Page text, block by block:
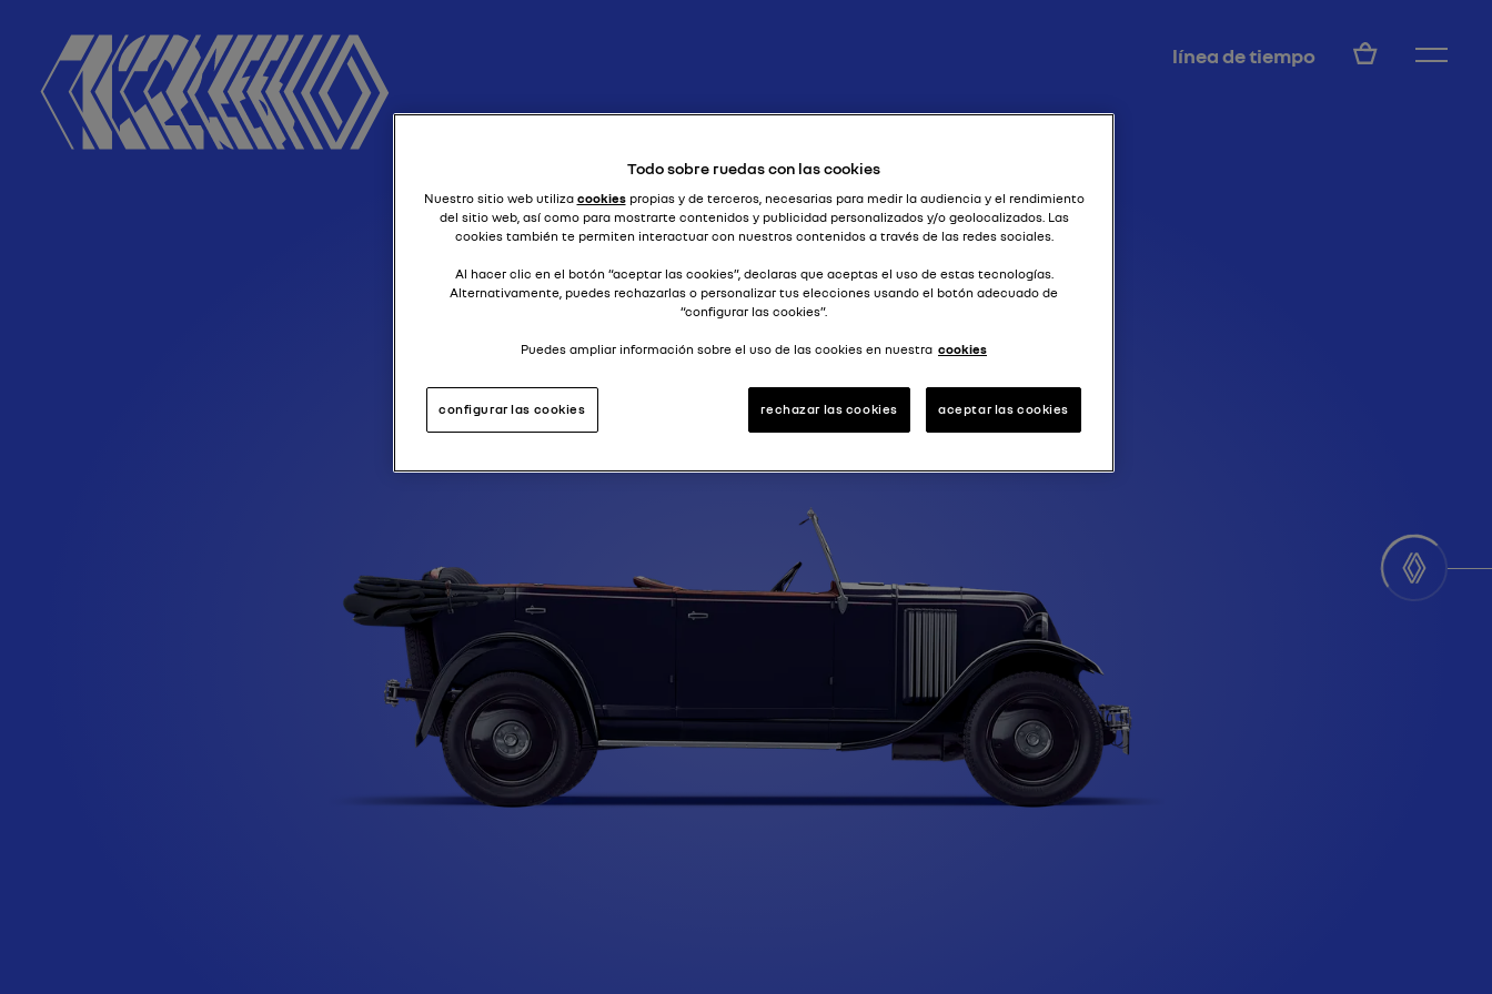
línea de tiempo ES
Type A
MONASIX (RY)
Todo sobre ruedas con las cookies
Nuestro sitio web utiliza cookiespropias y de terceros, necesarias para medir la audiencia y el rendimiento
del sitio web, así como para mostrarte contenidos y publicidad personalizados y/o geolocalizados. Las
cookies también te permiten interactuar con nuestros contenidos a través de las redes sociales.
Al hacer clic en el botón “aceptar las cookies”, declaras que aceptas el uso de estas tecnologías.
Alternativamente, puedes rechazarlas o personalizar tus elecciones usando el botón adecuado de
“configurar las cookies”.
Puedes ampliar información sobre el uso de las cookies en nuestra cookies
configurar las cookies rechazar las cookies aceptar las cookies